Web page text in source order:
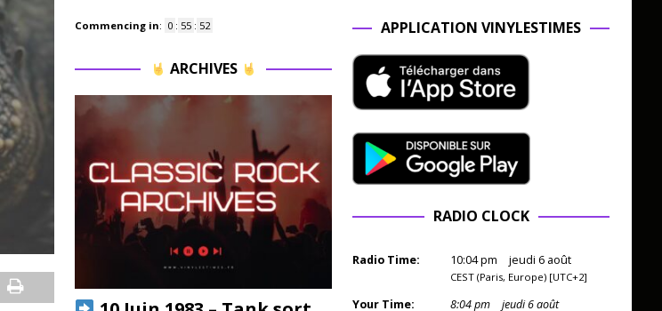
Commencing in: 0 : 55 : 51
ARCHIVES
APPLICATION VINYLESTIMES
RADIO CLOCK
Radio Time: 10:04pm jeudi 6 août
CEST (Paris, Europe) [UTC+2]
Your Time: 8:04pm jeudi 6 août